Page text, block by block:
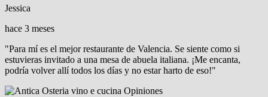
Jessica
hace 3 meses
"Para mí es el mejor restaurante de Valencia. Se siente como si
estuvieras invitado a una mesa de abuela italiana. ¡Me encanta,
podría volver allí todos los días y no estar harto de eso!"